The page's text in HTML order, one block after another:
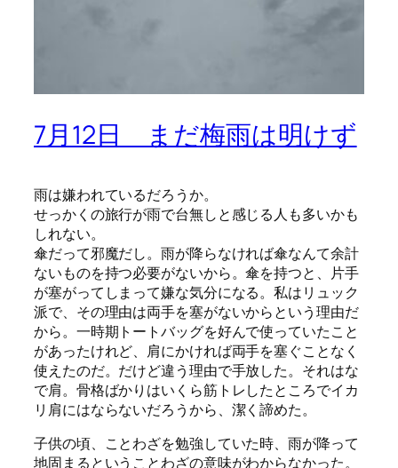
7月12日 まだ梅雨は明けず
雨は嫌われているだろうか。
せっかくの旅行が雨で台無しと感じる人も多いかも
しれない。
傘だって邪魔だし。雨が降らなければ傘なんて余計
ないものを持つ必要がないから。傘を持つと、片手
が塞がってしまって嫌な気分になる。私はリュック
派で、その理由は両手を塞がないからという理由だ
から。一時期トートバッグを好んで使っていたこと
があったけれど、肩にかければ両手を塞ぐことなく
使えたのだ。だけど違う理由で手放した。それはな
で肩。骨格ばかりはいくら筋トレしたところでイカ
リ肩にはならないだろうから、潔く諦めた。
子供の頃、ことわざを勉強していた時、雨が降って
地固まるということわざの意味がわからなかった。